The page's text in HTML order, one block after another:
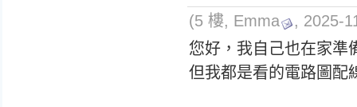
(5 樓, Emma
, 2025-
您好，我自己也在家準
但我都是看的電路圖配